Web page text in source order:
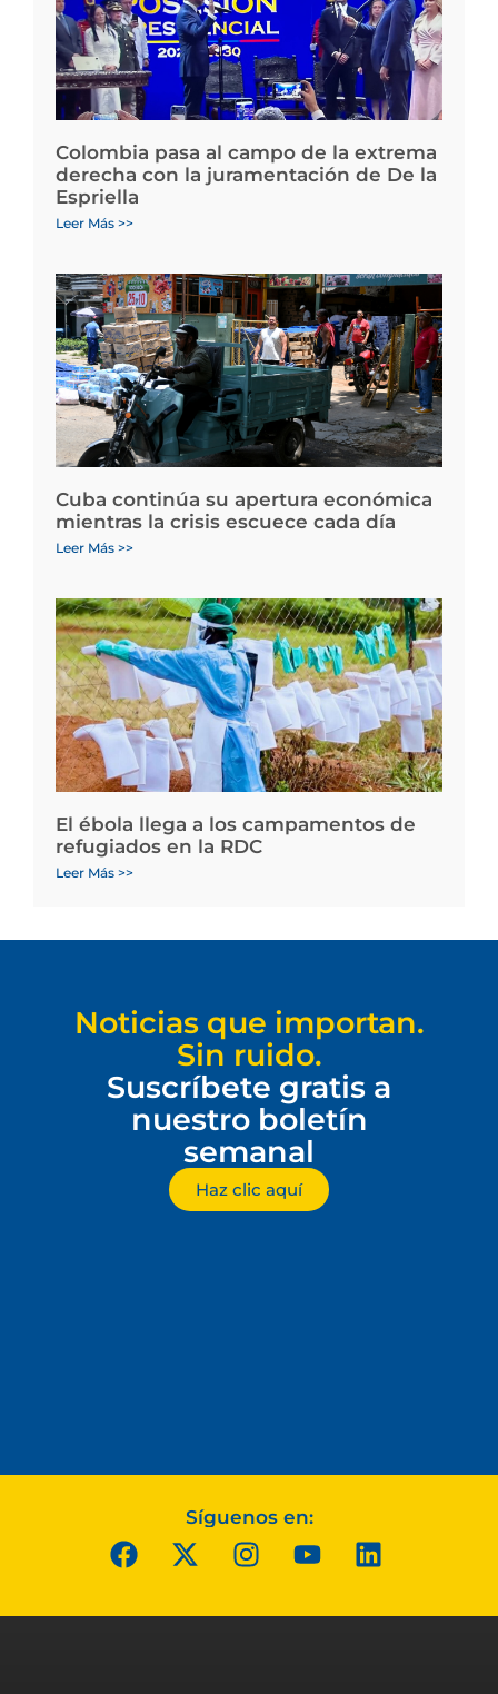
Colombia pasa al campo de la extrema
derecha con la juramentación de De la
Espriella
Leer Más >>
Cuba continúa su apertura económica
mientras la crisis escuece cada día
Leer Más >>
El ébola llega a los campamentos de
refugiados en la RDC
Leer Más >>
Noticias que importan.
Sin ruido.
Suscríbete gratis a
nuestro boletín
semanal
Haz clic aquí
Síguenos en: